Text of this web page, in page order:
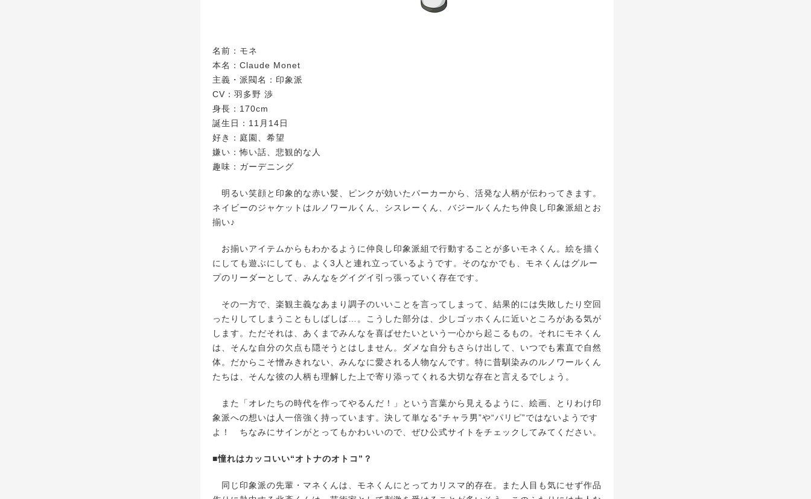
名前：モネ
本名：Claude Monet
主義・派閥名：印象派
CV：羽多野 渉
身長：170cm
誕生日：11月14日
好き：庭園、希望
嫌い：怖い話、悲観的な人
趣味：ガーデニング
明るい笑顔と印象的な赤い髪、ピンクが効いたパーカーから、活発な人柄が伝わってきます。
ネイビーのジャケットはルノワールくん、シスレーくん、バジールくんたち仲良し印象派組とお
揃い♪
お揃いアイテムからもわかるように仲良し印象派組で行動することが多いモネくん。絵を描く
にしても遊ぶにしても、よく3人と連れ立っているようです。そのなかでも、モネくんはグルー
プのリーダーとして、みんなをグイグイ引っ張っていく存在です。
その一方で、楽観主義なあまり調子のいいことを言ってしまって、結果的には失敗したり空回
ったりしてしまうこともしばしば…。こうした部分は、少しゴッホくんに近いところがある気が
します。ただそれは、あくまでみんなを喜ばせたいという一心から起こるもの。それにモネくん
は、そんな自分の欠点も隠そうとはしません。ダメな自分もさらけ出して、いつでも素直で自然
体。だからこそ憎みきれない、みんなに愛される人物なんです。特に昔馴染みのルノワールくん
たちは、そんな彼の人柄も理解した上で寄り添ってくれる大切な存在と言えるでしょう。
また「オレたちの時代を作ってやるんだ！」という言葉から見えるように、絵画、とりわけ印
象派への想いは人一倍強く持っています。決して単なる“チャラ男”や“パリピ”ではないようです
よ！ ちなみにサインがとってもかわいいので、ぜひ公式サイトをチェックしてみてください。
■憧れはカッコいい“オトナのオトコ”？
同じ印象派の先輩・マネくんは、モネくんにとってカリスマ的存在。また人目も気にせず作品